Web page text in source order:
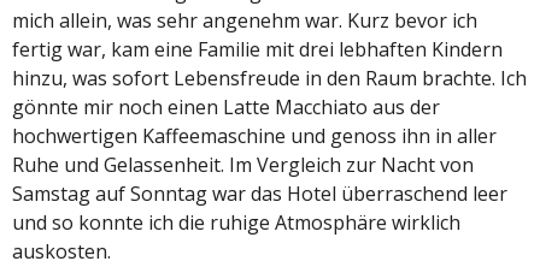
mich allein, was sehr angenehm war. Kurz bevor ich
fertig war, kam eine Familie mit drei lebhaften Kindern
hinzu, was sofort Lebensfreude in den Raum brachte. Ich
gönnte mir noch einen Latte Macchiato aus der
hochwertigen Kaffeemaschine und genoss ihn in aller
Ruhe und Gelassenheit. Im Vergleich zur Nacht von
Samstag auf Sonntag war das Hotel überraschend leer
und so konnte ich die ruhige Atmosphäre wirklich
auskosten.